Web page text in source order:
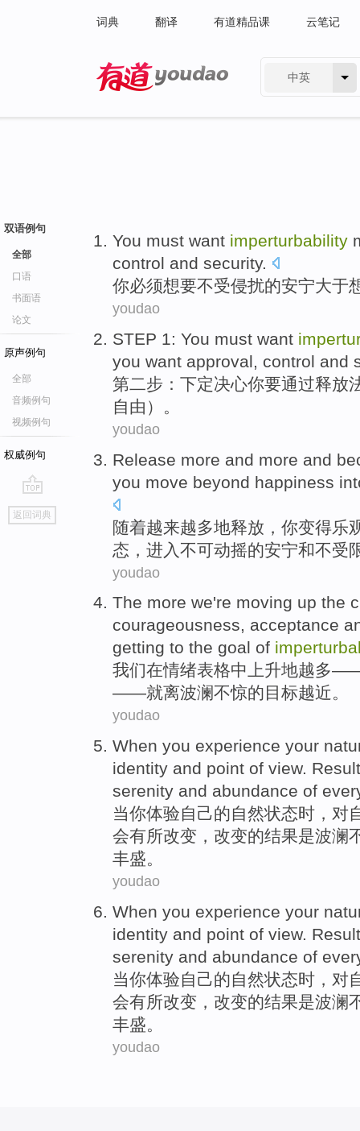
词典 翻译 有道精品课 云笔记
中英
双语例句
全部
口语
书面语
论文
原声例句
全部
音频例句
视频例句
权威例句
go
top
返回词典
You must want imperturbability
control and security.
你必须想要不受侵扰的安宁大于
youdao
STEP 1: You must want
you want approval, control and
第二步 ：下定决心你要通过释放
自由 ）。
youdao
Release more and more and
you move beyond happiness
随着越来越多地释放 ， 你变得乐
态， 进入 不可动摇的安宁和不受
youdao
The more we're moving up the
courageousness, acceptance
getting to the goal of
我们在情绪表格中 上升地越多
——就离波澜不惊的目标越近。
youdao
When you experience your
identity and point of view.
serenity and abundance of
当你体验自己的自然状态时，对
会有所改变 ，改变的结果是波澜
丰盛。
youdao
When you experience your
identity and point of view.
serenity and abundance of
当你体验自己的自然状态时，对
会有所改变 ，改变的结果是波澜
丰盛。
youdao